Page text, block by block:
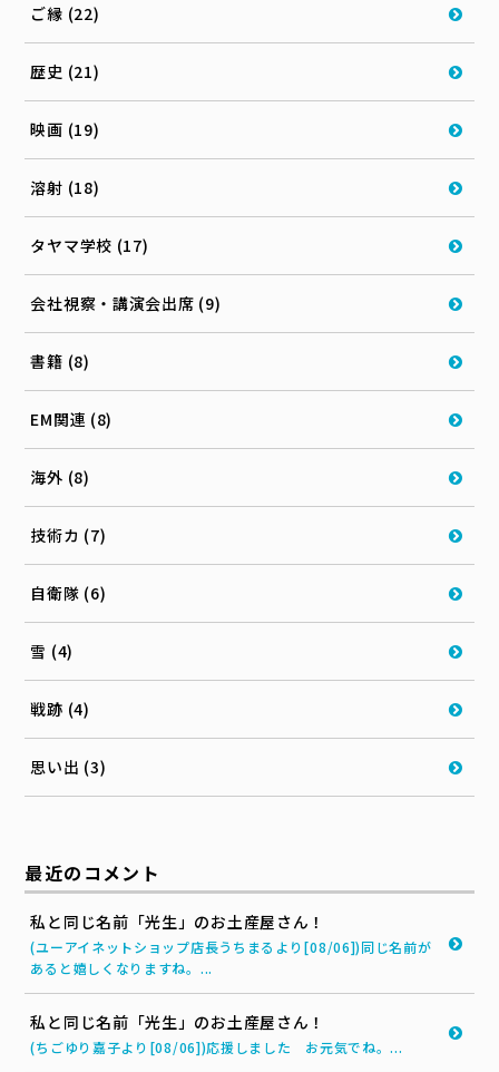
ご縁 (22)
歴史 (21)
映画 (19)
溶射 (18)
タヤマ学校 (17)
会社視察・講演会出席 (9)
書籍 (8)
EM関連 (8)
海外 (8)
技術カ (7)
自衛隊 (6)
雪 (4)
戦跡 (4)
思い出 (3)
最近のコメント
私と同じ名前「光生」のお土産屋さん！
(ユーアイネットショップ店長うちまるより[08/06])同じ名前が
あると嬉しくなりますね。...
私と同じ名前「光生」のお土産屋さん！
(ちごゆり嘉子より[08/06])応援しました お元気でね。...